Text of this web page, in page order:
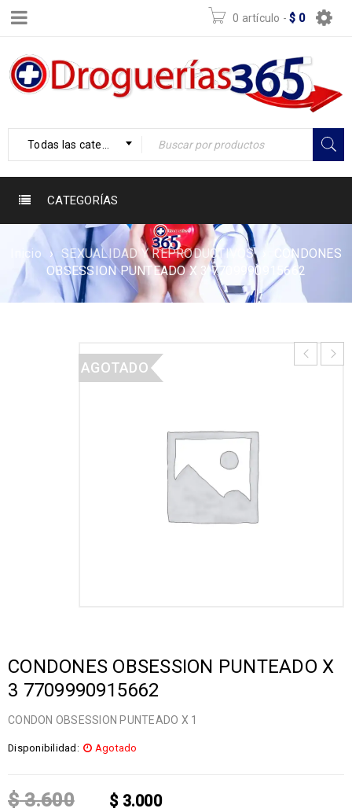
0 artículo - $ 0
Todas las categorías
CATEGORÍAS
Inicio › SEXUALIDAD Y REPRODUCTIVOS
CONDONES
OBSESSION PUNTEADO X 3 7709990915662
AGOTADO
CONDONES OBSESSION PUNTEADO X
3 7709990915662
CONDON OBSESSION PUNTEADO X 1
Disponibilidad: Agotado
$3.600 $3.000